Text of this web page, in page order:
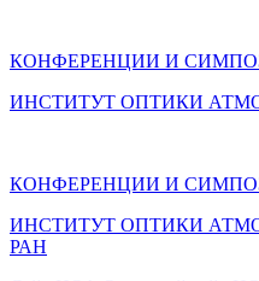
КОНФЕРЕНЦИИ И
ИНСТИТУТ ОПТИКИ
КОНФЕРЕНЦИИ И
ИНСТИТУТ ОПТИКИ
РАН